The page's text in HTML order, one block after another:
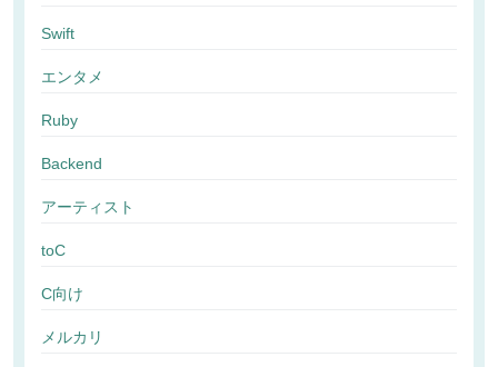
Swift
エンタメ
Ruby
Backend
アーティスト
toC
C向け
メルカリ